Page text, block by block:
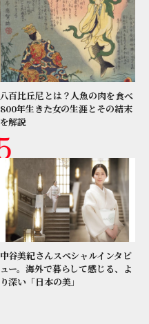
八百比丘尼とは？人魚の肉を食べ
800年生きた女の生涯とその結末
を解説
中谷美紀さんスペシャルインタビ
ュー。海外で暮らして感じる、よ
り深い「日本の美」